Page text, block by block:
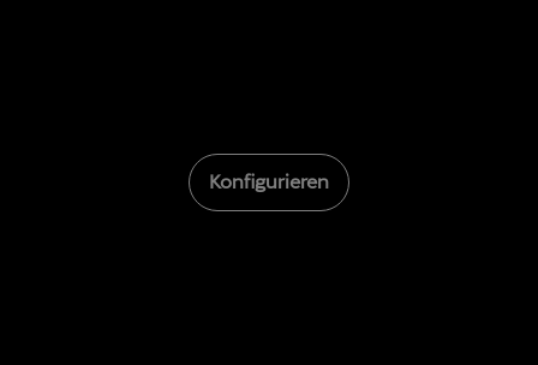
Konfigurieren